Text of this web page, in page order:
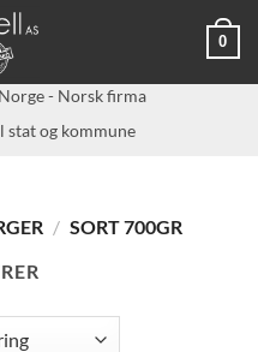
0
- Norsk firma
stat og kommune
/ SORT 700GR